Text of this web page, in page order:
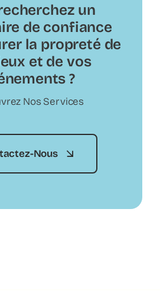
un
de confiance
la propreté de
et de vos
?
Nos Services
Nous